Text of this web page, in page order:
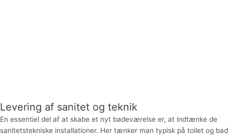
Levering af sanitet og teknik
En essentiel del af at skabe et nyt badeværelse er, at indtænke de
sanitetstekniske installationer. Her tænker man typisk på toilet og bad